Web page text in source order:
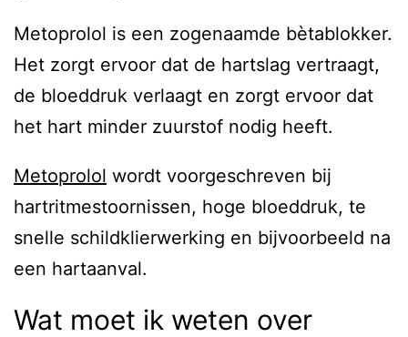
Metoprolol is een zogenaamde bètablokker.
Het zorgt ervoor dat de hartslag vertraagt,
de bloeddruk verlaagt en zorgt ervoor dat
het hart minder zuurstof nodig heeft.
Metoprolol wordt voorgeschreven bij
hartritmestoornissen, hoge bloeddruk, te
snelle schildklierwerking en bijvoorbeeld na
een hartaanval.
Wat moet ik weten over